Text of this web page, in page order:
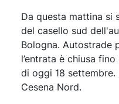
Da questa mattina si
del casello sud
Bologna. Autostrade
l’entrata è chiusa
di oggi 18 settembre.
Cesena Nord.